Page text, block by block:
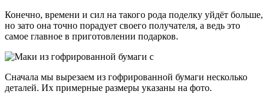
Конечно, времени и сил на такого рода поделку уйдёт больше,
но зато она точно порадует своего получателя, а ведь это
самое главное в приготовлении подарков.
Сначала мы вырезаем из гофрированной бумаги несколько
деталей. Их примерные размеры указаны на фото.